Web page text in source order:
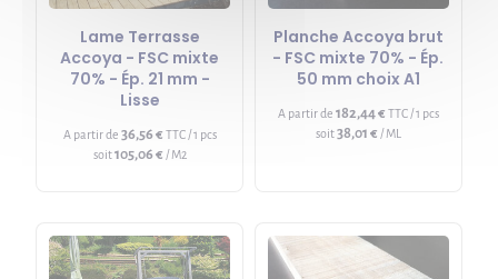
Lame Terrasse
Accoya - FSC mixte
70% - Ép. 21 mm -
Lisse
A partir de 36,56 € TTC / 1 pcs
soit105,06 € / M2
Planche Accoya brut
- FSC mixte 70% - Ép.
50 mm choix A1
A partir de 182,44 € TTC / 1 pcs
soit38,01 € / ML